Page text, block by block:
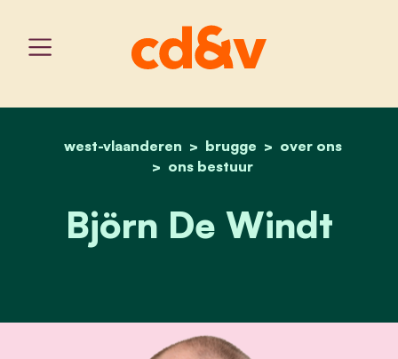
home
west-vlaanderen brugge
over ons
ons bestuur
björn de windt
Björn De Windt